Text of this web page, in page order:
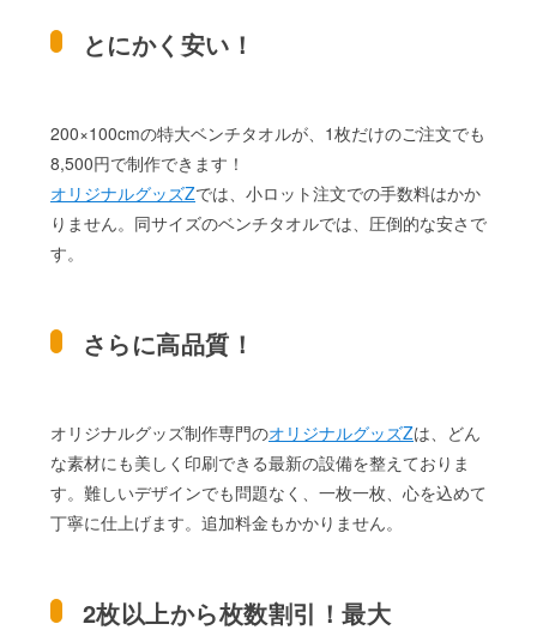
とにかく安い！
200×100cmの特大ベンチタオルが、1枚だけのご注文でも
8,500円で制作できます！
オリジナルグッズZでは、小ロット注文での手数料はかか
りません。同サイズのベンチタオルでは、圧倒的な安さで
す。
さらに高品質！
オリジナルグッズ制作専門のオリジナルグッズZは、どん
な素材にも美しく印刷できる最新の設備を整えておりま
す。難しいデザインでも問題なく、一枚一枚、心を込めて
丁寧に仕上げます。追加料金もかかりません。
2枚以上から枚数割引！最大